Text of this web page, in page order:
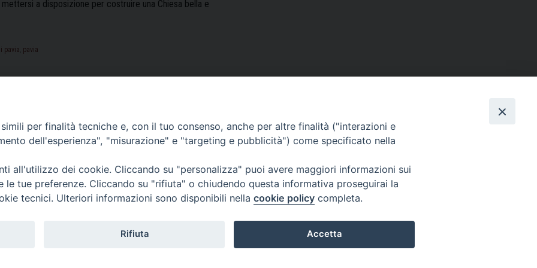
a disposizione per costruire una Chiesa bella e
pavia pavia
- servizigenerali@diocesi.pavia.it
per finalità tecniche e, con il tuo consenso, anche per altre finalità ("interazioni e
dell'esperienza", "misurazione" e "targeting e pubblicità") come specificato nella
all'utilizzo dei cookie. Cliccando su "personalizza" puoi avere maggiori informazioni sui
le tue preferenze. Cliccando su "rifiuta" o chiudendo questa informativa proseguirai la
tecnici. Ulteriori informazioni sono disponibili nella cookie policy completa.
Rifiuta Accetta